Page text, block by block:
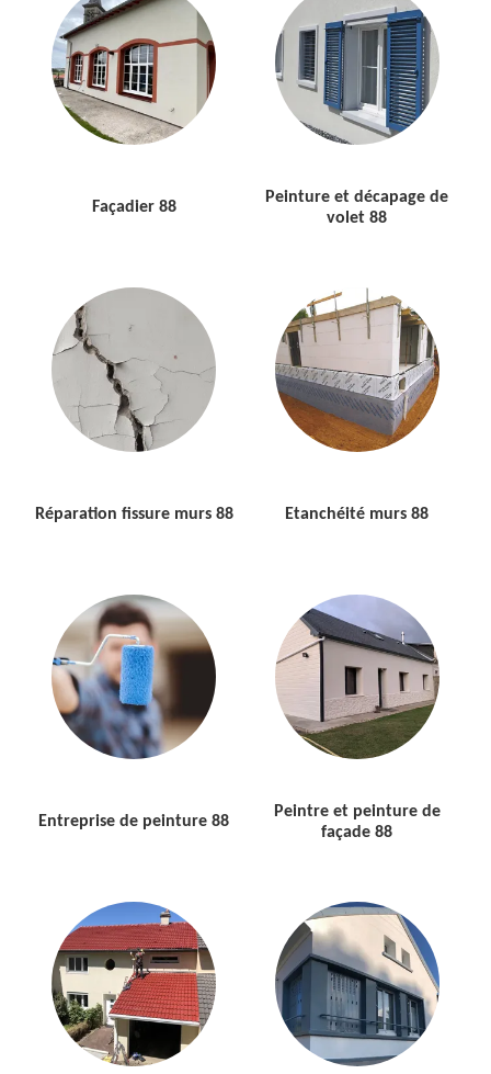
Façadier 88
Peinture et décapage de
volet 88
Réparation fissure murs 88 Etanchéité murs 88
Entreprise de peinture 88
Peintre et peinture de
façade 88